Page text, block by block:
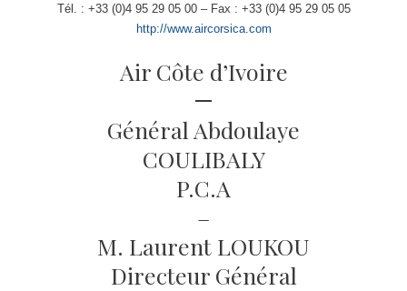
Tél. : +33 (0)4 95 29 05 00 – Fax : +33 (0)4 95 29 05 05
http://www.aircorsica.com
Air Côte d’Ivoire
Général Abdoulaye
COULIBALY
P.C.A
–
M. Laurent LOUKOU
Directeur Général